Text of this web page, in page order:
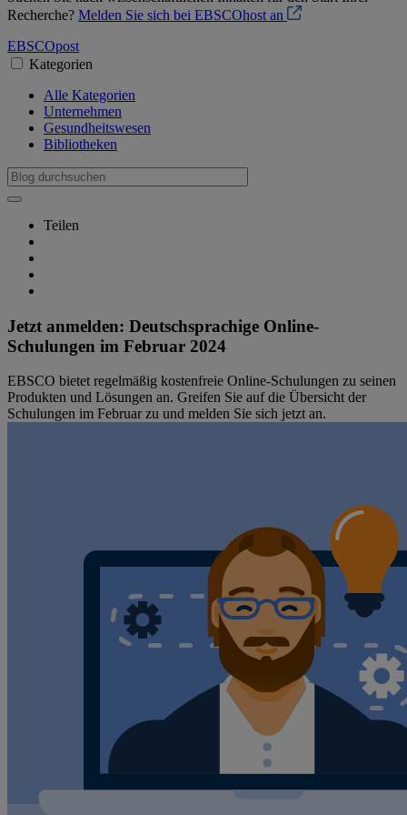
Recherche? Melden Sie sich bei EBSCOhost an
EBSCOpost
Kategorien
Alle Kategorien
Unternehmen
Gesundheitswesen
Bibliotheken
Teilen
Jetzt anmelden: Deutschsprachige Online-
Schulungen im Februar 2024
EBSCO bietet regelmäßig kostenfreie Online-Schulungen zu seinen
Produkten und Lösungen an. Greifen Sie auf die Übersicht der
Schulungen im Februar zu und melden Sie sich jetzt an.